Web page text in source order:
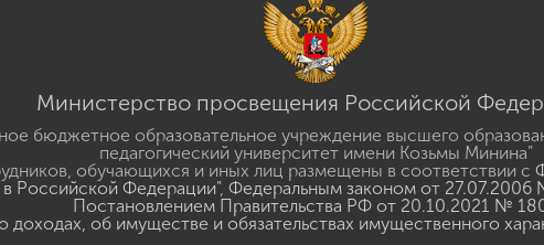
Министерство просвещения Российской
бюджетное образовательное учреждение высшего
педагогический университет имени Козьмы Минина"
обучающихся и иных лиц размещены в соответствии с
Российской Федерации", Федеральным законом от
Постановлением Правительства РФ от 20.10.2021 №
доходах, об имуществе и обязательствах имущественного